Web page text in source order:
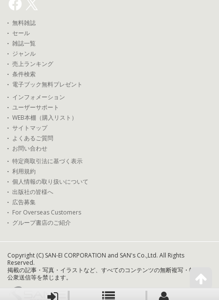
無料雑誌
セール
雑誌一覧
ジャンル
売上ランキング
条件検索
電子ブック無料プレゼント
インフォメーション
ユーザーサポート
WEB本棚（購入リスト）
サイトマップ
よくあるご質問
お問い合わせ
特定商取引法に基づく表示
利用規約
個人情報の取り扱いについて
出版社の皆様へ
広告募集
For Overseas Customers
グループ書店のご紹介
Copyright (C) SAN-EI CORPORATION and SAN's Co.,Ltd. All Rights
Reserved.
掲載の記事・写真・イラストなど、すべてのコンテンツの無断複写・転載・
公衆送信等を禁じます。